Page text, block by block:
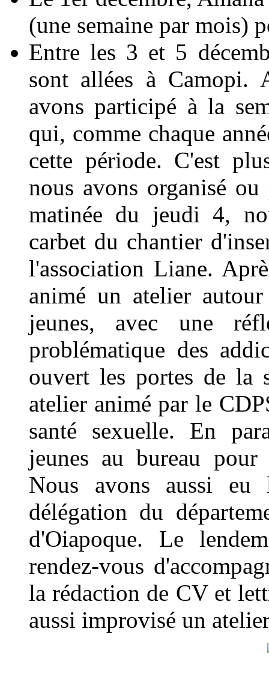
(une semaine par mois)
Entre les 3 et 5
sont allées à Camopi.
avons participé à la
qui, comme chaque
cette période. C'est
nous avons organisé
matinée du jeudi 4,
carbet du chantier
l'association Liane.
animé un atelier
jeunes, avec une
problématique des
ouvert les portes de la
atelier animé par le
santé sexuelle. En
jeunes au bureau pour
Nous avons aussi eu
délégation du
d'Oiapoque. Le
rendez-vous
la rédaction de CV et
aussi improvisé un